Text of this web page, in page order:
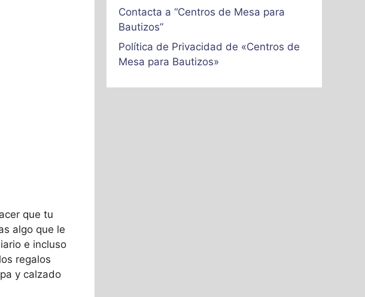
que tu
algo que le
e incluso
regalos
y calzado
Contacta a “Centros de Mesa para
Bautizos”
Política de Privacidad de «Centros de
Mesa para Bautizos»